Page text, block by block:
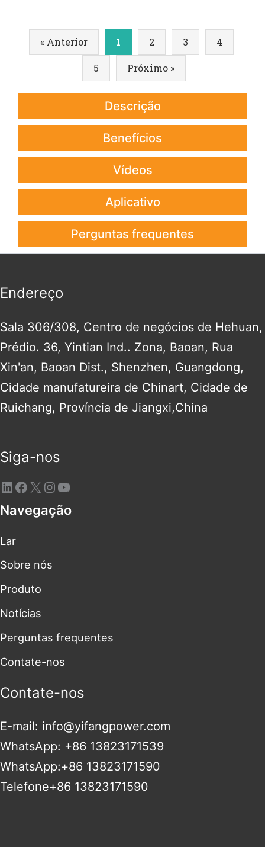
Descrição
Benefícios
Vídeos
Aplicativo
Perguntas frequentes
« Anterior 1 2 3 4
5 Próximo »
Endereço
Sala 306/308, Centro de negócios de Hehuan,
Prédio. 36, Yintian Ind.. Zona, Baoan, Rua
Xin'an, Baoan Dist., Shenzhen, Guangdong,
Cidade manufatureira de Chinart, Cidade de
Ruichang, Província de Jiangxi,China
Siga-nos
Navegação
Lar
Sobre nós
Produto
Notícias
Perguntas frequentes
Contate-nos
Contate-nos
E-mail: info@yifangpower.com
WhatsApp: +86 13823171539
WhatsApp:+86 13823171590
Telefone+86 13823171590